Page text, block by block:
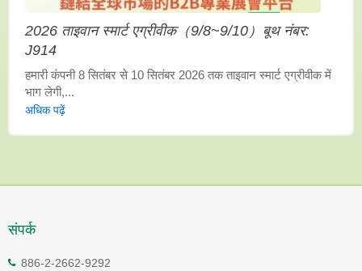
2026 ताइवान स्मार्ट एग्रीवीक（9/8~9/10）बूथ नंबर:
J914
हमारी कंपनी 8 सितंबर से 10 सितंबर 2026 तक ताइवान स्मार्ट एग्रीवीक में
भाग लेगी,...
अधिक पढ़ें
संपर्क
886-2-2662-9292